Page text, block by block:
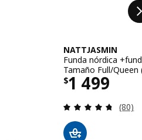
Total opiniones:
NATTJASMIN
Funda nórdica
Tamaño Full/
$1 499
Precio $
(80)